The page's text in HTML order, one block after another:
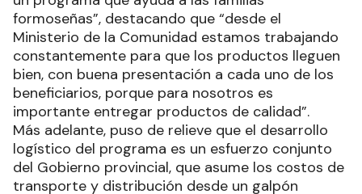
formoseñas”, destacando que “desde el
Ministerio de la Comunidad estamos trabajando
constantemente para que los productos lleguen
bien, con buena presentación a cada uno de los
beneficiarios, porque para nosotros es
importante entregar productos de calidad”.
Más adelante, puso de relieve que el desarrollo
logístico del programa es un esfuerzo conjunto
del Gobierno provincial, que asume los costos de
transporte y distribución desde un galpón